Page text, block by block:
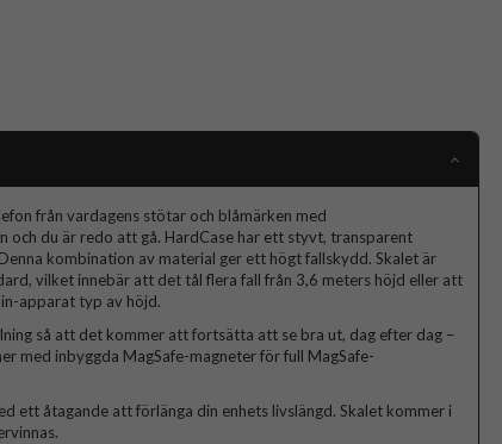
från vardagens stötar och blåmärken med
och du är redo att gå. HardCase har ett styvt, transparent
kombination av material ger ett högt fallskydd. Skalet är
vilket innebär att det tål flera fall från 3,6 meters höjd eller att
apparat typ av höjd.
så att det kommer att fortsätta att se bra ut, dag efter dag –
med inbyggda MagSafe-magneter för full MagSafe-
ett åtagande att förlänga din enhets livslängd. Skalet kommer i